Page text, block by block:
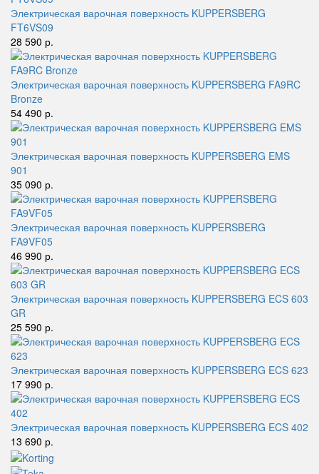
Электрическая варочная поверхность KUPPERSBERG
FT6VS09
28 590 р.
Электрическая варочная поверхность KUPPERSBERG FA9RC
Bronze
54 490 р.
Электрическая варочная поверхность KUPPERSBERG EMS
901
35 090 р.
Электрическая варочная поверхность KUPPERSBERG
FA9VF05
46 990 р.
Электрическая варочная поверхность KUPPERSBERG ECS 603
GR
25 590 р.
Электрическая варочная поверхность KUPPERSBERG ECS 623
17 990 р.
Электрическая варочная поверхность KUPPERSBERG ECS 402
13 690 р.